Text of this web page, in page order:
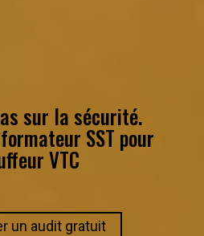
sur la sécurité.
formateur SST pour
VTC
un audit gratuit